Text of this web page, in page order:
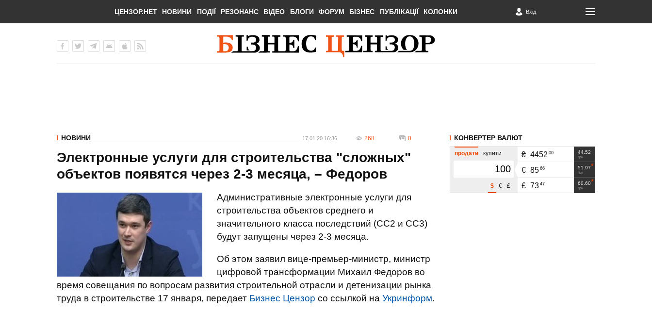
ЦЕНЗОР.НЕТ НОВИНИ ПОДІЇ РЕЗОНАНС ВІДЕО БЛОГИ ФОРУМ БІЗНЕС ПУБЛІКАЦІЇ КОЛОНКИ Вхід
НОВИНИ 17.01.20 16:36 268 0
Электронные услуги для строительства "сложных"
объектов появятся через 2-3 месяца, – Федоров
Административные электронные услуги для
строительства объектов среднего и
значительного класса последствий (СС2 и СС3)
будут запущены через 2-3 месяца.
Об этом заявил вице-премьер-министр, министр
цифровой трансформации Михаил Федоров во
время совещания по вопросам развития строительной отрасли и детенизации рынка
труда в строительстве 17 января, передает Бизнес Цензор со ссылкой на Укринформ.
КОНВЕРТЕР ВАЛЮТ
продати купити
£
€
$
44.52
грн
₴ 4452 00
51.97
грн
€ 85 66
60.60
грн
£ 73 47